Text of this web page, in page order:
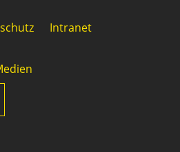
Intranet